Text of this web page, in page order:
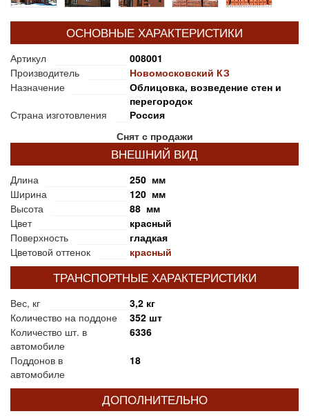
ОСНОВНЫЕ ХАРАКТЕРИСТИКИ
Артикул
008001
Производитель
Новомосковский КЗ
Назначение
Облицовка, возведение стен и
перегородок
Страна изготовления
Россия
Снят с продажи
ВНЕШНИЙ ВИД
Длина
250 мм
Ширина
120 мм
Высота
88 мм
Цвет
красный
Поверхность
гладкая
Цветовой оттенок
красный
ТРАНСПОРТНЫЕ ХАРАКТЕРИСТИКИ
Вес, кг
3,2 кг
Количество на поддоне
352 шт
Количество шт. в
автомобиле
6336
Поддонов в
автомобиле
18
ДОПОЛНИТЕЛЬНО